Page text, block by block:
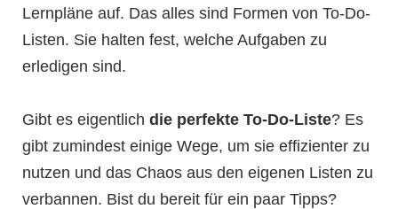
Lernpläne auf. Das alles sind Formen von To-Do-
Listen. Sie halten fest, welche Aufgaben zu
erledigen sind.
Gibt es eigentlich die perfekte To-Do-Liste? Es
gibt zumindest einige Wege, um sie effizienter zu
nutzen und das Chaos aus den eigenen Listen zu
verbannen. Bist du bereit für ein paar Tipps?